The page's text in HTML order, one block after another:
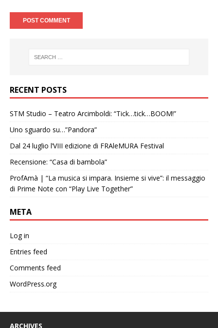
RECENT POSTS
STM Studio – Teatro Arcimboldi: “Tick…tick…BOOM!”
Uno sguardo su…”Pandora”
Dal 24 luglio l’VIII edizione di FRAleMURA Festival
Recensione: “Casa di bambola”
ProfAmà | “La musica si impara. Insieme si vive”: il messaggio
di Prime Note con “Play Live Together”
META
Log in
Entries feed
Comments feed
WordPress.org
ARCHIVES